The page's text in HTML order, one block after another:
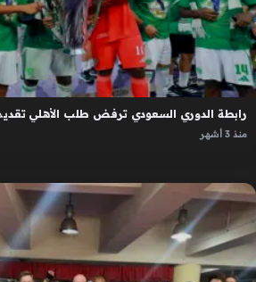
رابطة الدوري السعودي ترفض طلب الأهلي تقديم
منذ 3 أشهر